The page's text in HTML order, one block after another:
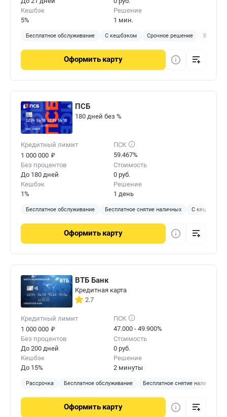
Кешбэк
5%
Решение
1 мин.
Бесплатное обслуживание С кешбэком Срочное решение
Оформить карту
ПСБ
180 дней без %
Кредитный лимит
1 000 000 ₽
ПСК
59.467%
Без процентов
До 180 дней
Стоимость
0 руб.
Кешбэк
1%
Решение
1 день
Бесплатное обслуживание Бесплатное снятие наличных С кешбэком
Оформить карту
ВТБ Банк
Кредитная карта
2.7
Кредитный лимит
1 000 000 ₽
ПСК
47.000 - 49.900%
Без процентов
До 200 дней
Стоимость
0 руб.
Кешбэк
До 15%
Решение
2 минуты
Рассрочка Бесплатное обслуживание Бесплатное снятие наличных
Оформить карту